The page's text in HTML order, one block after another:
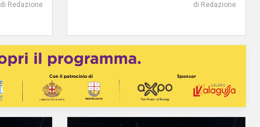
di Redazione
di Redazione